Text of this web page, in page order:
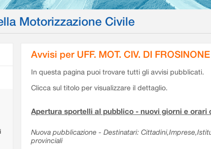
Motorizzazione Civile
Avvisi per UFF. MOT. CIV. DI FROSINONE
In questa pagina puoi trovare tutti gli avvisi pubblicati.
Clicca sul titolo per visualizzare il dettaglio.
Apertura sportelli al pubblico - nuovi giorni e orari
Nuova pubblicazione - Destinatari:
provinciali